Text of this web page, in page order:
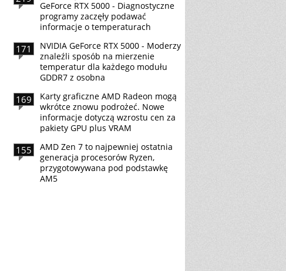
GeForce RTX 5000 - Diagnostyczne
programy zaczęły podawać
informacje o temperaturach
171
NVIDIA GeForce RTX 5000 - Moderzy
znaleźli sposób na mierzenie
temperatur dla każdego modułu
GDDR7 z osobna
169
Karty graficzne AMD Radeon mogą
wkrótce znowu podrożeć. Nowe
informacje dotyczą wzrostu cen za
pakiety GPU plus VRAM
155
AMD Zen 7 to najpewniej ostatnia
generacja procesorów Ryzen,
przygotowywana pod podstawkę
AM5